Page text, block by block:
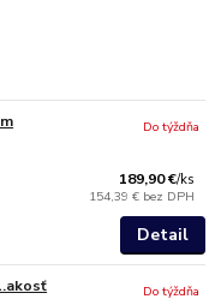
189,90 €/ks
154,39 € bez DPH
Do týždňa
Detail
Do týždňa